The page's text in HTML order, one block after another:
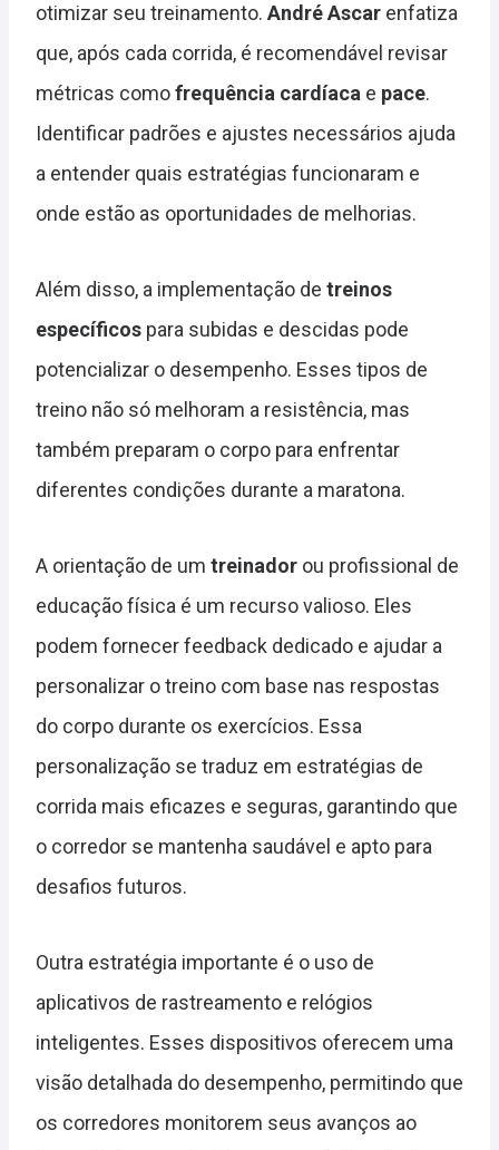
otimizar seu treinamento. André Ascar enfatiza
que, após cada corrida, é recomendável revisar
métricas comofrequência cardíaca e pace.
Identificar padrões e ajustes necessários ajuda
a entender quais estratégias funcionaram e
onde estão as oportunidades de melhorias.
Além disso, a implementação de treinos
específicos para subidas e descidas pode
potencializar o desempenho. Esses tipos de
treino não só melhoram a resistência, mas
também preparam o corpo para enfrentar
diferentes condições durante a maratona.
A orientação de um treinador ou profissional de
educação física é um recurso valioso. Eles
podem fornecer feedback dedicado e ajudar a
personalizar o treino com base nas respostas
do corpo durante os exercícios. Essa
personalização se traduz em estratégias de
corrida mais eficazes e seguras, garantindo que
o corredor se mantenha saudável e apto para
desafios futuros.
Outra estratégia importante é o uso de
aplicativos de rastreamento e relógios
inteligentes. Esses dispositivos oferecem uma
visão detalhada do desempenho, permitindo que
os corredores monitorem seus avanços ao